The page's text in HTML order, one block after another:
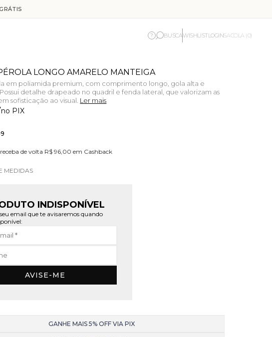
? BUSCAWISHLISTLOGINSACOLA (0)
LONGO AMARELO MANTEIGA
em poliamida premium, com comprimento longo, gola alta e
detalhe drapeado no quadril e fenda lateral, que valorizam as
sofisticação ao visual. Ler mais
no PIX
de volta R$ 96,00 em Cashback
MEDIDAS
INDISPONÍVEL
email que te avisaremos quando
AVISE-ME
GANHE MAIS 5% OFF VIA PIX